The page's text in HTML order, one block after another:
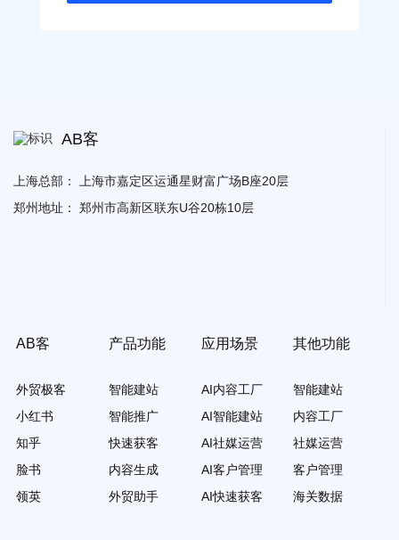
AB客
上海总部：
上海市嘉定区运通星财富广场B座20层
郑州地址：
郑州市高新区联东U谷20栋10层
AB客
外贸极客
小红书
知乎
脸书
领英
产品功能
智能建站
智能推广
快速获客
内容生成
外贸助手
应用场景
AI内容工厂
AI智能建站
AI社媒运营
AI客户管理
AI快速获客
其他功能
智能建站
内容工厂
社媒运营
客户管理
海关数据